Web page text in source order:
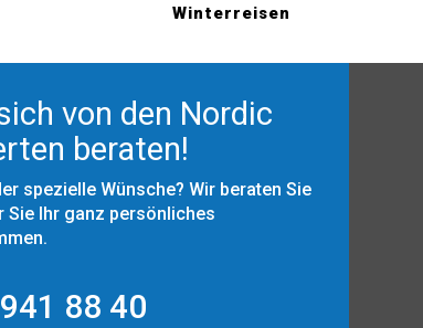
Winterreisen
von den Nordic
beraten!
spezielle Wünsche? Wir beraten Sie
Sie Ihr ganz persönliches
88 40